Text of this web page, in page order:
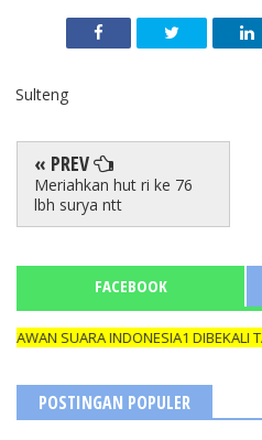
Sulteng
« PREV
Meriahkan hut ri ke 76
lbh surya ntt
FACEBOOK
SUARA INDONESIA1 DIBEKALI
POSTINGAN POPULER